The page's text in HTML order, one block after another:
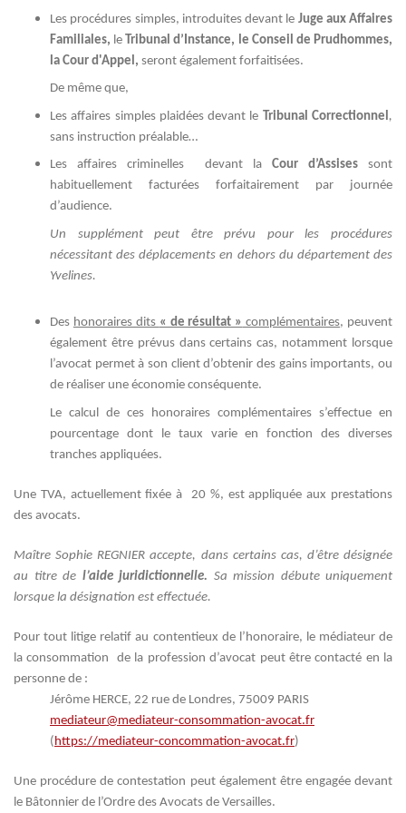
Les procédures simples, introduites devant le Juge aux Affaires
Familiales, leTribunal d’Instance, le Conseil de Prudhommes,
la Cour d'Appel, seront également forfaitisées.
De même que,
Les affaires simples plaidées devant le Tribunal Correctionnel ,
sans instruction préalable…
Les affaires criminelles devant la Cour d’Assisessont
habituellement facturées forfaitairement par journée
d’audience.
Un supplément peut être prévu pour les procédures
nécessitant des déplacements en dehors du département des
Yvelines.
Des honoraires dits « de résultat » complémentaires, peuvent
également être prévus dans certains cas, notamment lorsque
l’avocat permet à son client d’obtenir des gains importants, ou
de réaliser une économie conséquente.
Le calcul de ces honoraires complémentaires s’effectue en
pourcentage dont le taux varie en fonction des diverses
tranches appliquées.
Une TVA, actuellement fixée à 20 %, est appliquée aux prestations
des avocats.
Maître Sophie REGNIER accepte, dans certains cas, d’être désignée
au titre de l’aide juridictionnelle. Sa mission débute uniquement
lorsque la désignation est effectuée.
Pour tout litige relatif au contentieux de l’honoraire, le médiateur de
la consommation de la profession d’avocat peut être contacté en la
personne de :
Jérôme HERCE, 22 rue de Londres, 75009 PARIS
mediateur@mediateur-consommation-avocat.fr
( https://mediateur-concommation-avocat.fr)
Une procédure de contestation peut également être engagée devant
le Bâtonnier de l’Ordre des Avocats de Versailles.